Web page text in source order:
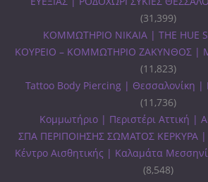
(31,399)
ΚΟΜΜΩΤΗΡΙΟ ΝΙΚΑΙΑ | THE HUE
ΚΟΥΡΕΙΟ – ΚΟΜΜΩΤΗΡΙΟ ΖΑΚΥΝΘΟΣ |
(11,823)
Tattoo Body Piercing | Θεσσαλονίκη |
(11,736)
Κομμωτήριο | Περιστέρι Αττική |
ΣΠΑ ΠΕΡΙΠΟΙΗΣΗΣ ΣΩΜΑΤΟΣ ΚΕΡΚΥΡΑ |
Κέντρο Αισθητικής | Καλαμάτα
(8,548)